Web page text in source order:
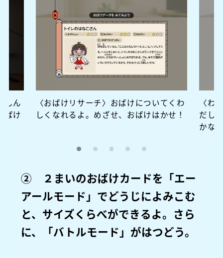
しん
ばけ
〈おばけリサーチ〉おばけについてくわ
しくなれるよ。めざせ、おばけはかせ！
〈わ
だし
かな
② ２まいのおばけカードを「エー
アールモード」でどうじによみこむ
と、サイズくらべができるよ。さら
に、「バトルモード」がはつどう。